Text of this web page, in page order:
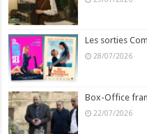
Les sorties
28/07/2026
Box-Office
22/07/2026